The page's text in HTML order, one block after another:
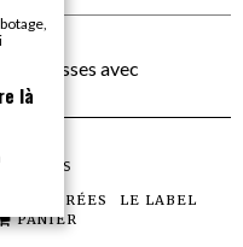
classes avec
LES SOIRÉES
LE LABEL
PANIER
là